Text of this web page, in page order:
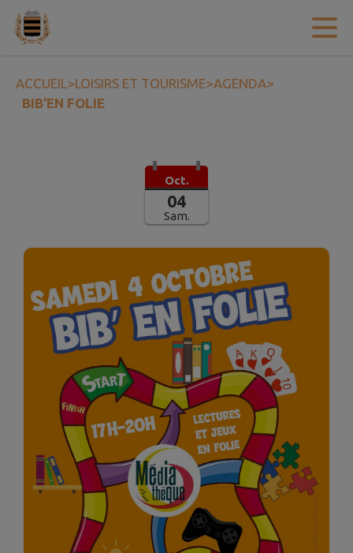
Contenu
ACCUEIL>LOISIRS ET TOURISME>AGENDA>
BIB'EN FOLIE
Oct.
04
Sam.